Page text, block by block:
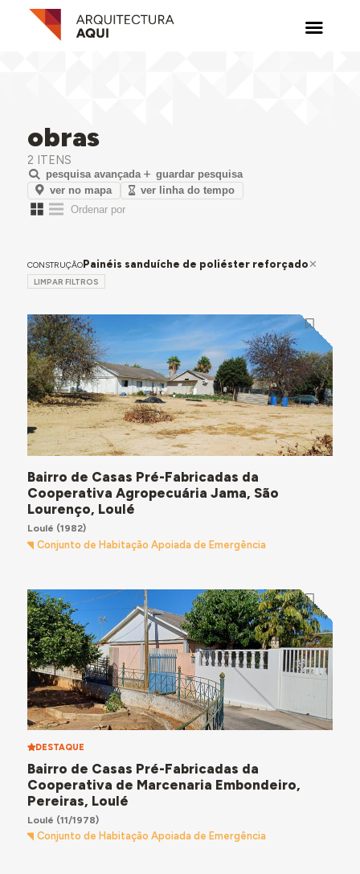
obras
2 ITENS
pesquisa avançada
guardar pesquisa
ver no mapa
ver linha do tempo
CONSTRUÇÃOPainéis sanduíche de poliéster reforçado
LIMPAR FILTROS
Bairro de Casas Pré-Fabricadas da
Cooperativa Agropecuária Jama, São
Lourenço, Loulé
Loulé (1982)
Conjunto de Habitação Apoiada de Emergência
DESTAQUE
Bairro de Casas Pré-Fabricadas da
Cooperativa de Marcenaria Embondeiro,
Pereiras, Loulé
Loulé (11/1978)
Conjunto de Habitação Apoiada de Emergência